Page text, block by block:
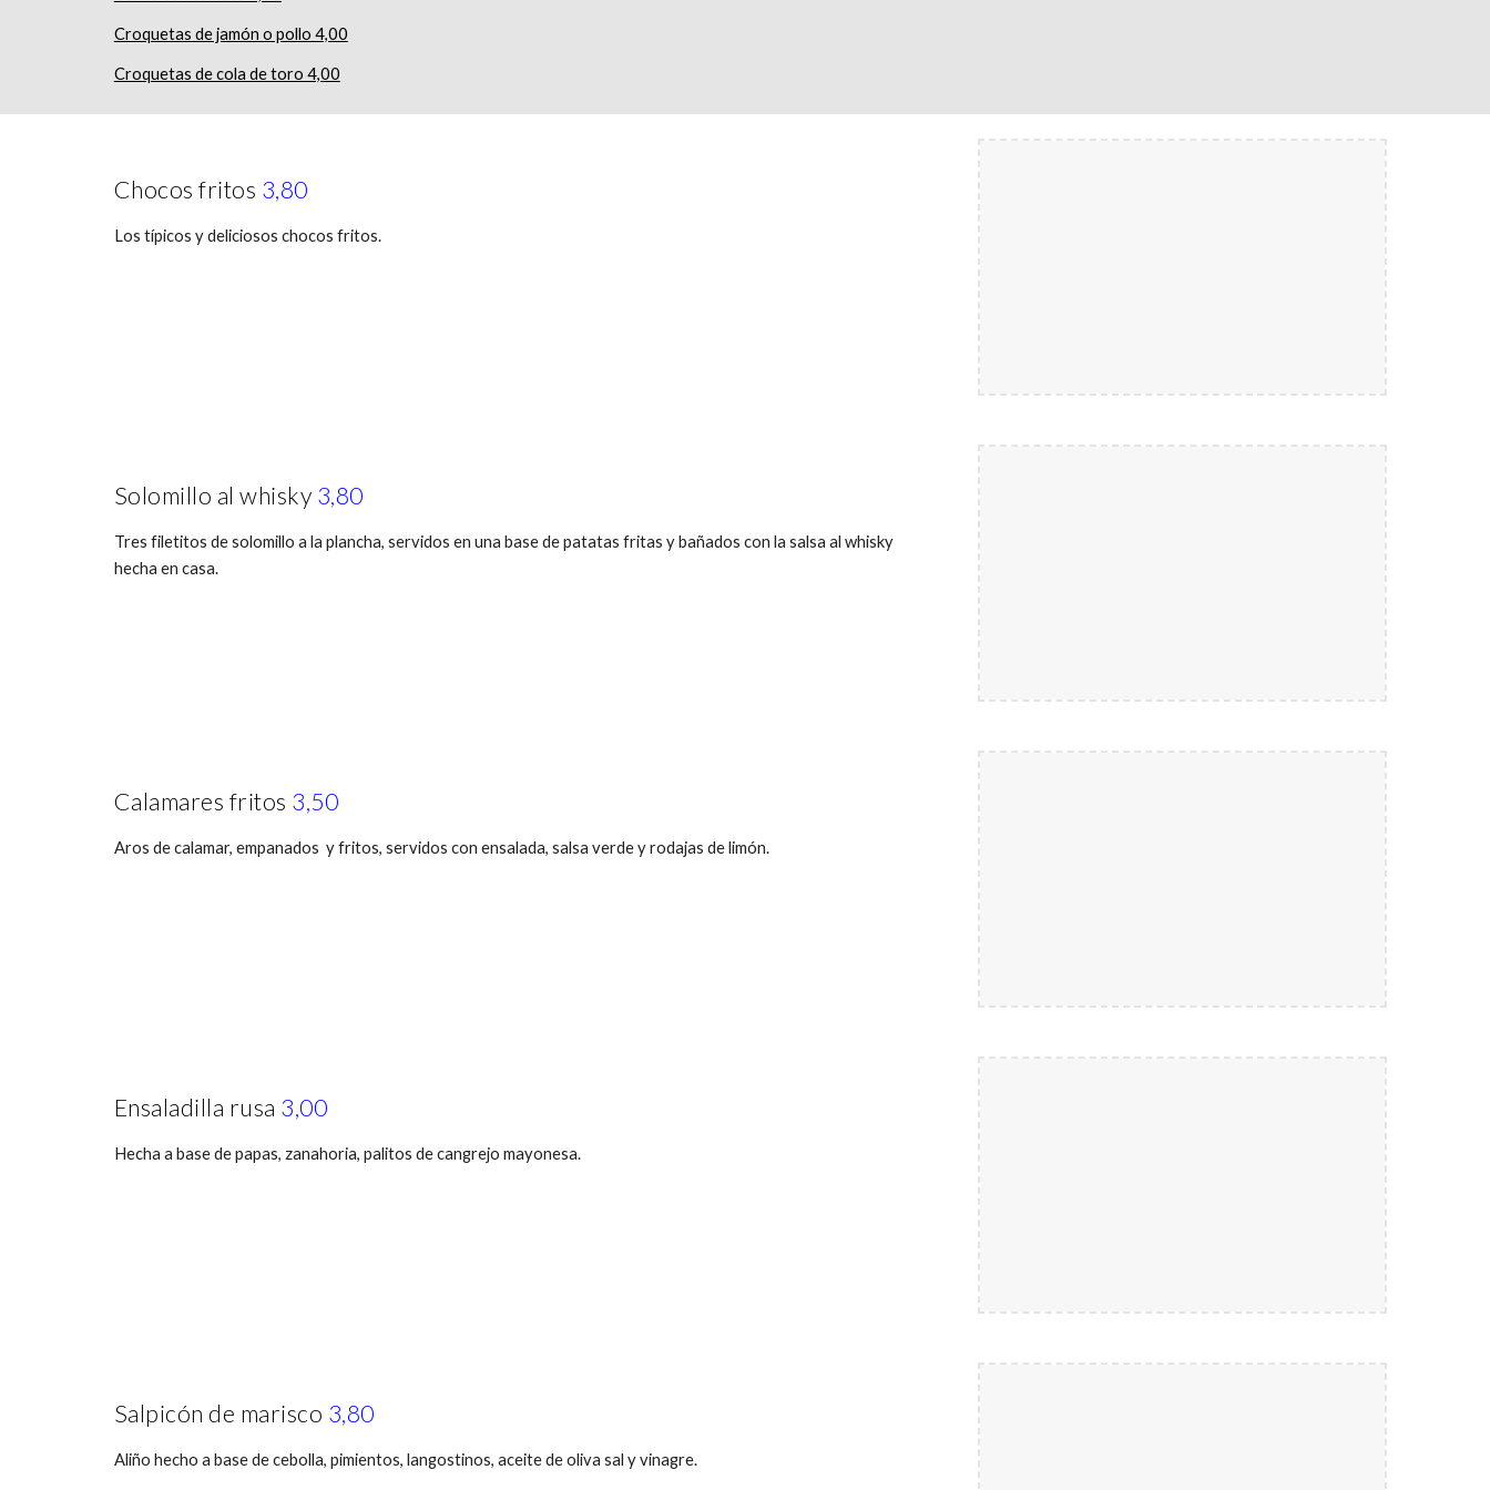
Croquetas de jamón o pollo 4,00
Croquetas de cola de toro 4,00
Chocos fritos 3,80
Los típicos y deliciosos chocos fritos.
Solomillo al whisky 3,80
Tres filetitos de solomillo a la plancha, servidos en una base de patatas fritas y bañados con la salsa al whisky
hecha en casa.
Calamares fritos 3,50
Aros de calamar, empanados y fritos, servidos con ensalada, salsa verde y rodajas de limón.
Ensaladilla rusa 3,00
Hecha a base de papas, zanahoria, palitos de cangrejo mayonesa.
Salpicón de marisco 3,80
Aliño hecho a base de cebolla, pimientos, langostinos, aceite de oliva sal y vinagre.